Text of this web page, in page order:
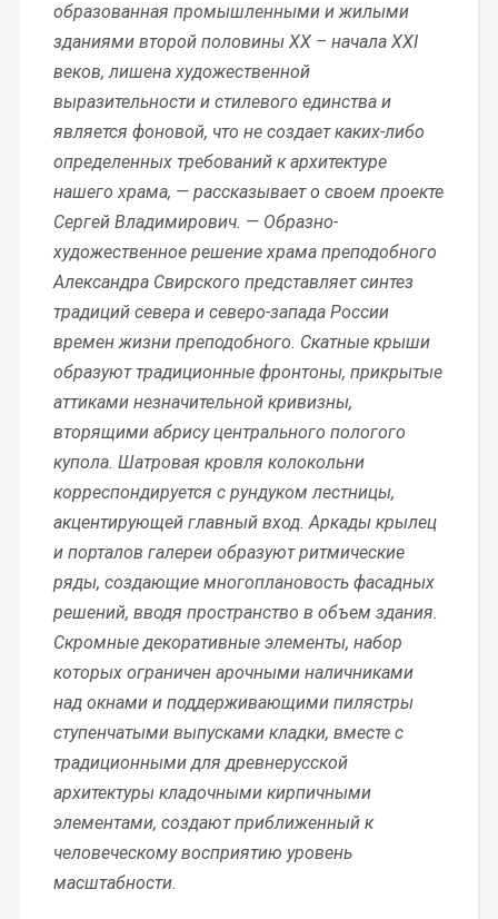
образованная промышленными и жилыми
зданиями второй половины XX – начала XXI
веков, лишена художественной
выразительности и стилевого единства и
является фоновой, что не создает каких-либо
определенных требований к архитектуре
нашего храма, — рассказывает о своем проекте
Сергей Владимирович. — Образно-
художественное решение храма преподобного
Александра Свирского представляет синтез
традиций севера и северо-запада России
времен жизни преподобного. Скатные крыши
образуют традиционные фронтоны, прикрытые
аттиками незначительной кривизны,
вторящими абрису центрального пологого
купола. Шатровая кровля колокольни
корреспондируется с рундуком лестницы,
акцентирующей главный вход. Аркады крылец
и порталов галереи образуют ритмические
ряды, создающие многоплановость фасадных
решений, вводя пространство в объем здания.
Скромные декоративные элементы, набор
которых ограничен арочными наличниками
над окнами и поддерживающими пилястры
ступенчатыми выпусками кладки, вместе с
традиционными для древнерусской
архитектуры кладочными кирпичными
элементами, создают приближенный к
человеческому восприятию уровень
масштабности.